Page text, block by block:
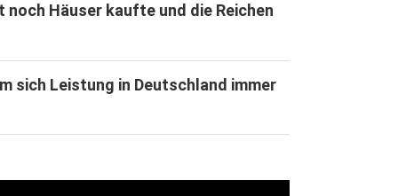
Häuser kaufte und die Reichen
sich Leistung in Deutschland immer